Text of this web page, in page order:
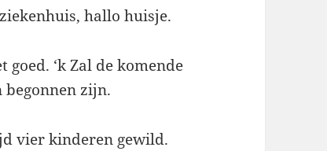
hallo huisje.
‘k Zal de komende
begonnen zijn.
vier kinderen gewild.